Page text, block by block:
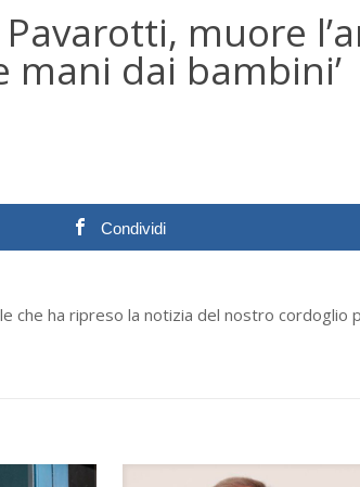
muore
mani dai bambini’
Condividi
che ha ripreso la notizia del nostro